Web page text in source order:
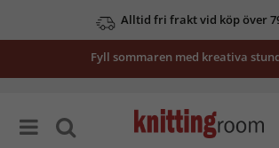
Alltid fri frakt vid köp över
Fyll sommaren med kreativa